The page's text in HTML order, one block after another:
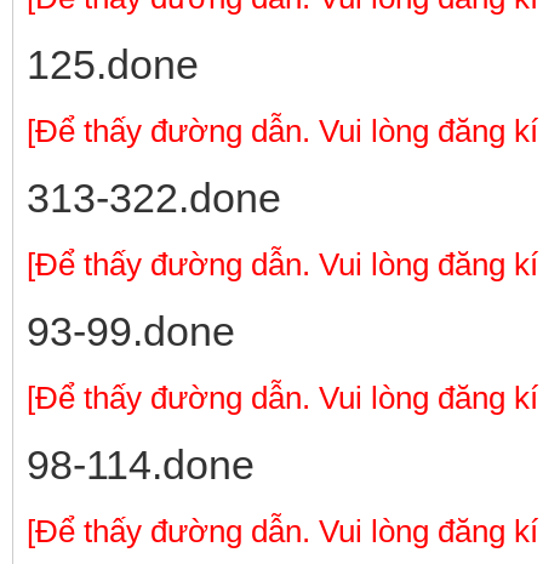
125.done
[Để thấy đường dẫn. Vui lòng đăng
313-322.done
[Để thấy đường dẫn. Vui lòng đăng
93-99.done
[Để thấy đường dẫn. Vui lòng đăng
98-114.done
[Để thấy đường dẫn. Vui lòng đăng